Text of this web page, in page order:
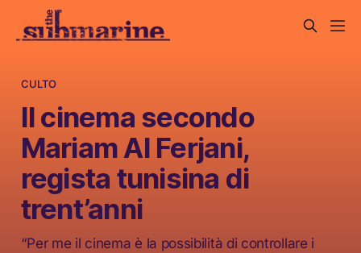
CULTO
Il cinema secondo
Mariam Al Ferjani,
regista tunisina di
trent’anni
“Per me il cinema è la possibilità di controllare i